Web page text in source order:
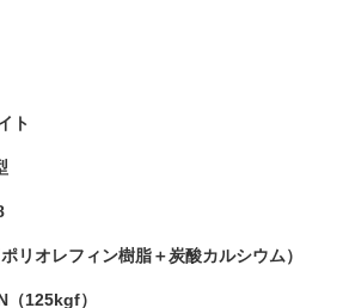
ト
リオレフィン樹脂＋炭酸カルシウム）
（125kgf）